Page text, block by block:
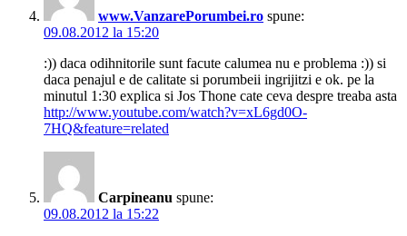
www.VanzarePorumbei.ro spune:
09.08.2012 la 15:20
:)) daca odihnitorile sunt facute calumea nu e problema :)) si
daca penajul e de calitate si porumbeii ingrijitzi e ok. pe la
minutul 1:30 explica si Jos Thone cate ceva despre treaba asta
http://www.youtube.com/watch?v=xL6gd0O-
7HQ&feature=related
Carpineanu spune:
09.08.2012 la 15:22